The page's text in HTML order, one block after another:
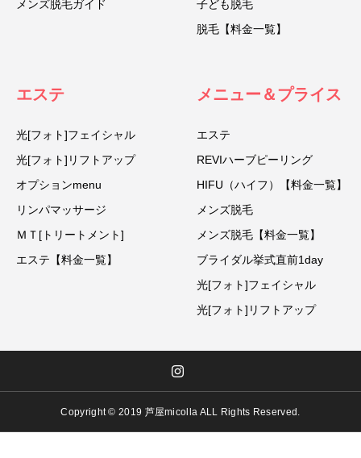
メンズ脱毛ガイド
子ども脱毛
脱毛【料金一覧】
エステ
光[フォト]フェイシャル
光[フォト]リフトアップ
オプションmenu
リンパマッサージ
ＭＴ[トリートメント]
エステ【料金一覧】
メニュー＆プライス
エステ
REVIハーブピーリング
HIFU（ハイフ）【料金一覧】
メンズ脱毛
メンズ脱毛【料金一覧】
ブライダル挙式直前1day
光[フォト]フェイシャル
光[フォト]リフトアップ
Copyright © 2019 芦屋micolla ALL Rights Reserved.